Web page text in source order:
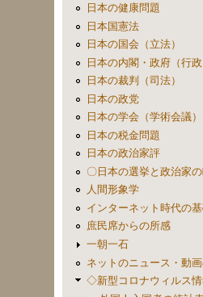
日本の健康問題
日本国憲法
日本の国会（立法）
日本の内閣・政府（行政
日本の裁判（司法）
日本の政党
日本の学会（学術会議）
日本の税金問題
日本の政治家評
〇日本の選挙と政治家
人間形象学
インターネット時代の
庶民席からの所感
一朝一石
ネットのニュース・動
◇新型コロナウィルス